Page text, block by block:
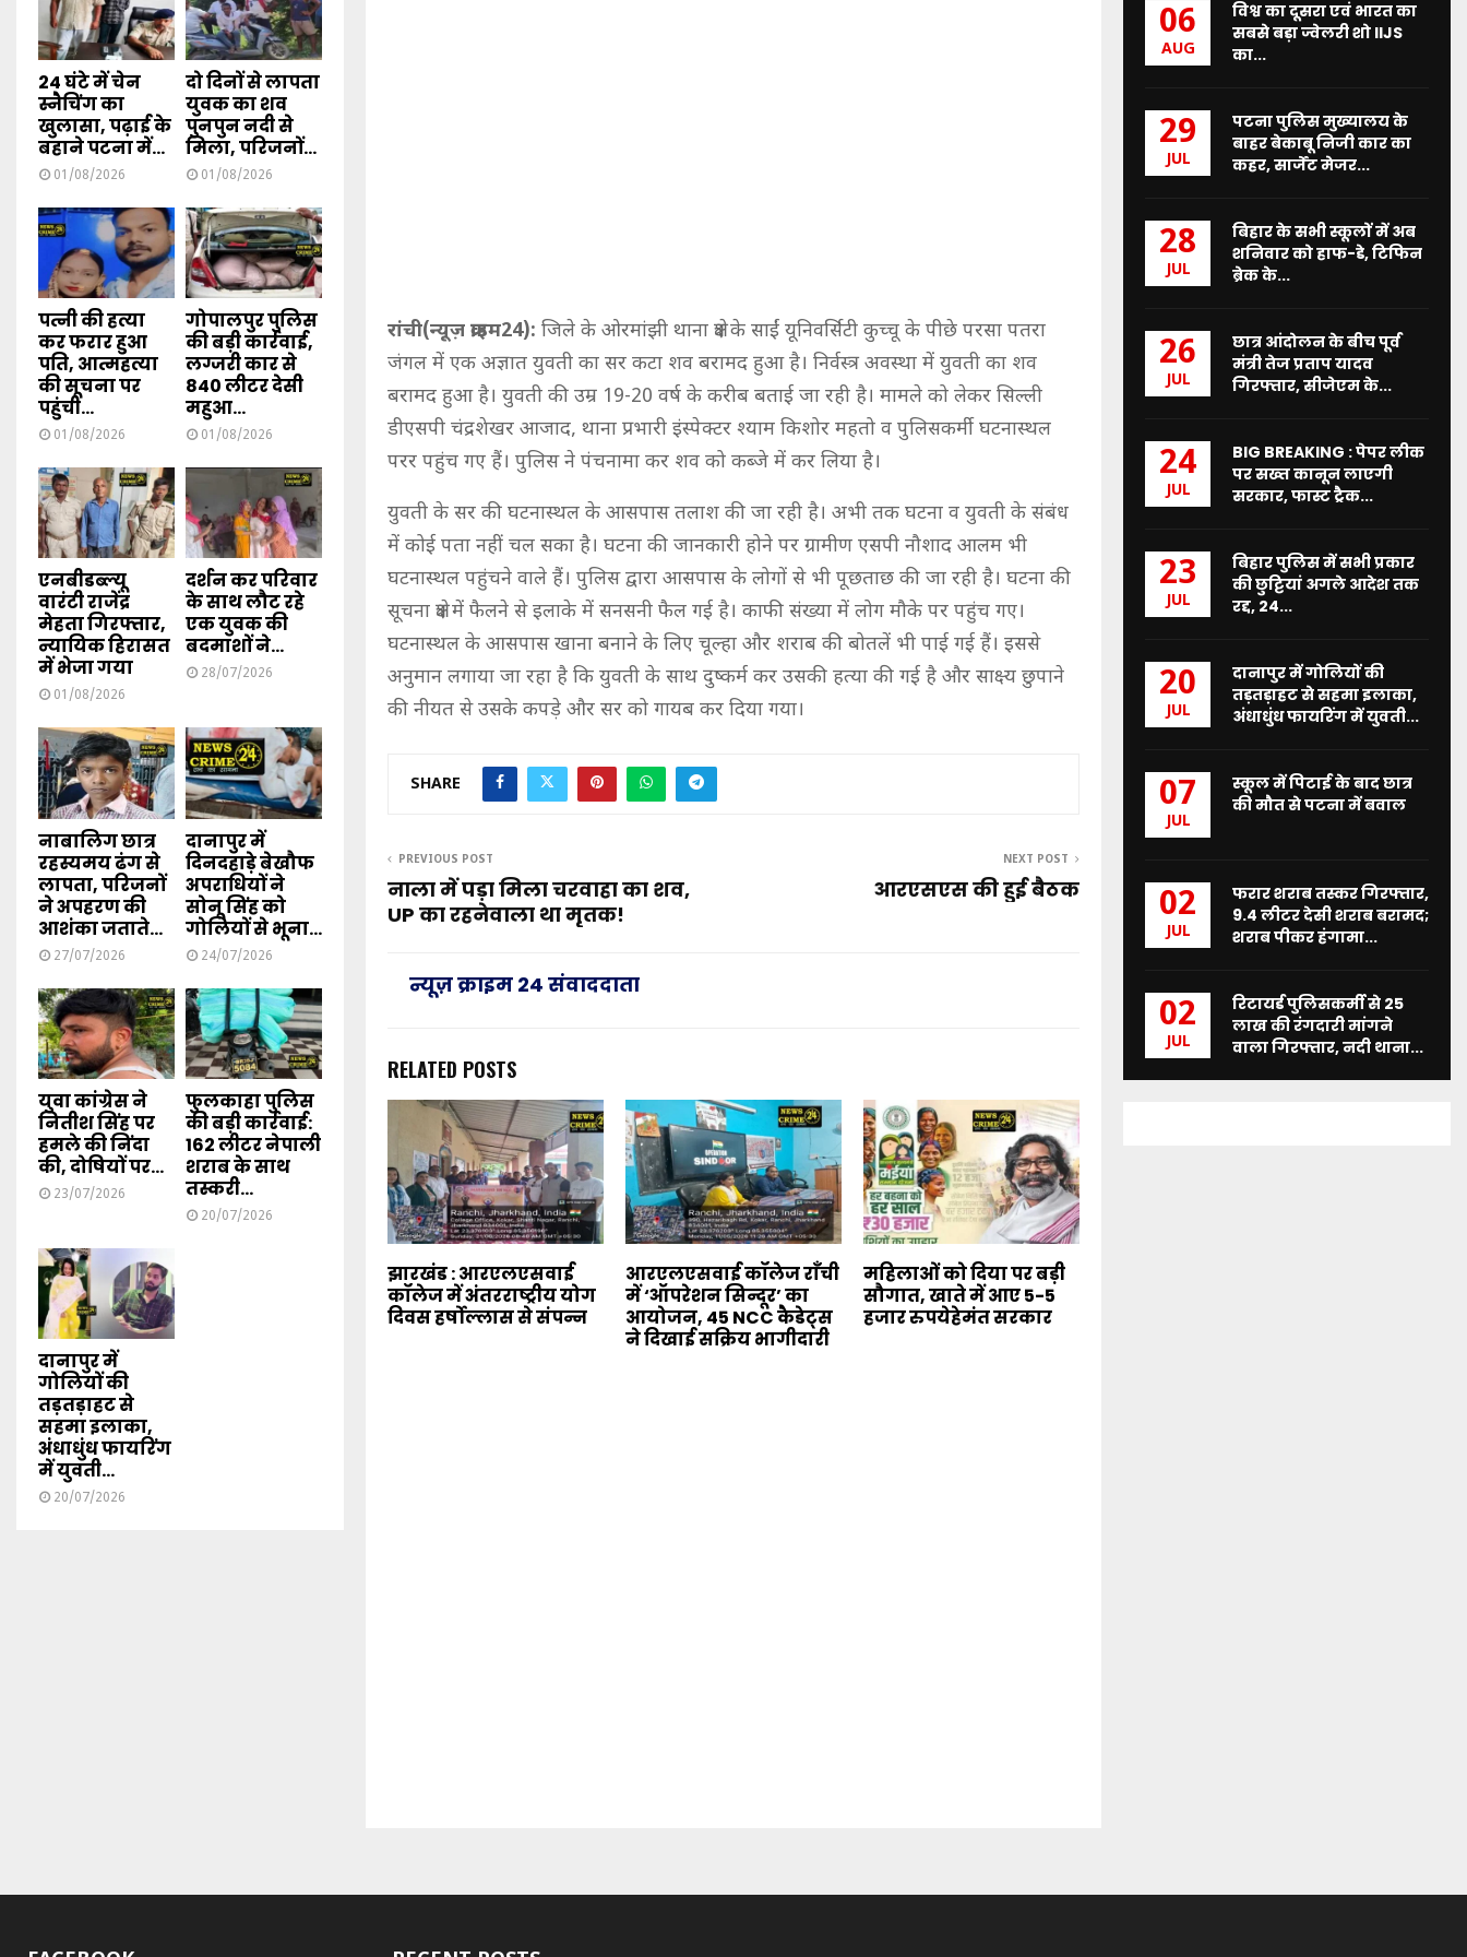
रांची(न्यूज़ क्राइम24): जिले के ओरमांझी थाना क्षेत्र के साईं यूनिवर्सिटी कुच्चू के पीछे परसा पतरा
जंगल में एक अज्ञात युवती का सर कटा शव बरामद हुआ है। निर्वस्त्र अवस्था में युवती का शव
बरामद हुआ है। युवती की उम्र 19-20 वर्ष के करीब बताई जा रही है। मामले को लेकर सिल्ली
डीएसपी चंद्रशेखर आजाद, थाना प्रभारी इंस्पेक्टर श्याम किशोर महतो व पुलिसकर्मी घटनास्थल
परर पहुंच गए हैं। प‍ुलिस ने पंचनामा कर शव को कब्जे में कर लिया है।
युवती के सर की घटनास्‍थल के आसपास तलाश की जा रही है। अभी तक घटना व युवती के संबंध
में कोई पता नहीं चल सका है। घटना की जानकारी होने पर ग्रामीण एसपी नौशाद आलम भी
घटनास्थल पहुंचने वाले हैं। पुलिस द्वारा आसपास के लोगों से भी पूछताछ की जा रही है। घटना की
सूचना क्षेत्र में फैलने से इलाके में सनसनी फैल गई है। काफी संख्या में लोग मौके पर पहुंच गए।
घटनास्थल के आसपास खाना बनाने के लिए चूल्हा और शराब की बोतलें भी पाई गई हैं। इससे
अनुमान लगाया जा रहा है कि युवती के साथ दुष्कर्म कर उसकी हत्या की गई है और साक्ष्य छुपाने
की नीयत से उसके कपड़े और सर को गायब कर दिया गया।
SHARE
PREVIOUS POST
नाला में पड़ा मिला चरवाहा का शव,
UP का रहनेवाला था मृतक!
NEXT POST
आरएसएस की हुई बैठक
न्यूज़ क्राइम 24 संवाददाता
RELATED POSTS
झारखंड : आरएलएसवाई
कॉलेज में अंतरराष्ट्रीय योग
दिवस हर्षोल्लास से संपन्न
आरएलएसवाई कॉलेज राँची
में ‘ऑपरेशन सिन्दूर’ का
आयोजन, 45 NCC कैडेट्स
ने दिखाई सक्रिय भागीदारी
महिलाओं को दिया पर बड़ी
सौगात, खाते में आए 5-5
हजार रुपयेहेमंत सरकार
24 घंटे में चेन
स्नैचिंग का
खुलासा, पढ़ाई के
बहाने पटना में...
01/08/2026
दो दिनों से लापता
युवक का शव
पुनपुन नदी से
मिला, परिजनों...
01/08/2026
पत्नी की हत्या
कर फरार हुआ
पति, आत्महत्या
की सूचना पर
पहुंची...
01/08/2026
गोपालपुर पुलिस
की बड़ी कार्रवाई,
लग्जरी कार से
840 लीटर देसी
महुआ...
01/08/2026
एनबीडब्ल्यू
वारंटी राजेंद्र
मेहता गिरफ्तार,
न्यायिक हिरासत
में भेजा गया
01/08/2026
दर्शन कर परिवार
के साथ लौट रहे
एक युवक की
बदमाशों ने...
28/07/2026
नाबालिग छात्र
रहस्यमय ढंग से
लापता, परिजनों
ने अपहरण की
आशंका जताते...
27/07/2026
दानापुर में
दिनदहाड़े बेखौफ
अपराधियों ने
सोनू सिंह को
गोलियों से भूना...
24/07/2026
युवा कांग्रेस ने
नितीश सिंह पर
हमले की निंदा
की, दोषियों पर...
23/07/2026
फुलकाहा पुलिस
की बड़ी कार्रवाई:
162 लीटर नेपाली
शराब के साथ
तस्करी...
20/07/2026
दानापुर में
गोलियों की
तड़तड़ाहट से
सहमा इलाका,
अंधाधुंध फायरिंग
में युवती...
20/07/2026
06
AUG
विश्व का दूसरा एवं भारत का
सबसे बड़ा ज्वेलरी शो IIJS
का...
29
JUL
पटना पुलिस मुख्यालय के
बाहर बेकाबू निजी कार का
कहर, सार्जेंट मेजर...
28
JUL
बिहार के सभी स्कूलों में अब
शनिवार को हाफ-डे, टिफिन
ब्रेक के...
26
JUL
छात्र आंदोलन के बीच पूर्व
मंत्री तेज प्रताप यादव
गिरफ्तार, सीजेएम के...
24
JUL
BIG BREAKING : पेपर लीक
पर सख्त कानून लाएगी
सरकार, फास्ट ट्रैक...
23
JUL
बिहार पुलिस में सभी प्रकार
की छुट्टियां अगले आदेश तक
रद्द, 24...
20
JUL
दानापुर में गोलियों की
तड़तड़ाहट से सहमा इलाका,
अंधाधुंध फायरिंग में युवती...
07
JUL
स्कूल में पिटाई के बाद छात्र
की मौत से पटना में बवाल
02
JUL
फरार शराब तस्कर गिरफ्तार,
9.4 लीटर देसी शराब बरामद;
शराब पीकर हंगामा...
02
JUL
रिटायर्ड पुलिसकर्मी से 25
लाख की रंगदारी मांगने
वाला गिरफ्तार, नदी थाना...